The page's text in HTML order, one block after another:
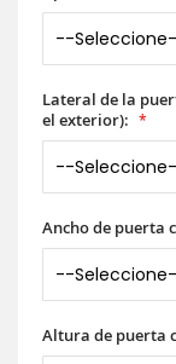
Lateral de la
el exterior):
Ancho de puerta
Altura de puerta